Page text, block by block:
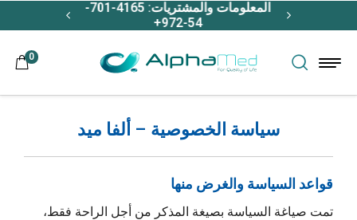
انتقل إلى المحتوى المعلومات والمشتريات: 4165-701-
54-972+
0
سياسة الخصوصية – ألفا ميد
قواعد السياسة والغرض منها
تمت صياغة السياسة بصيغة المذكر من أجل الراحة فقط،